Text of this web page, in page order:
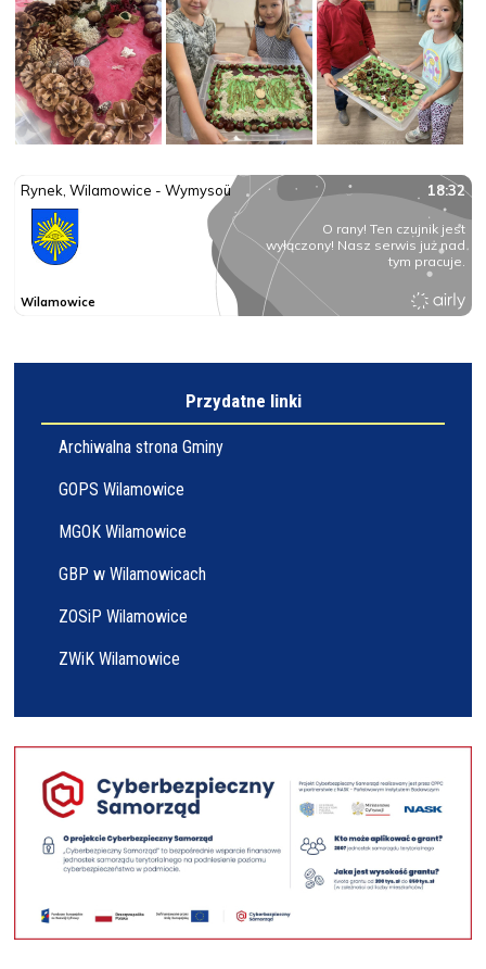
Przydatne linki
Archiwalna strona Gminy
GOPS Wilamowice
MGOK Wilamowice
GBP w Wilamowicach
ZOSiP Wilamowice
ZWiK Wilamowice